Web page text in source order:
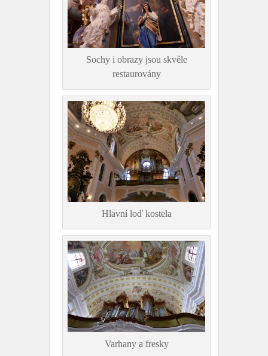
Sochy i obrazy jsou skvěle
restaurovány
Hlavní loď kostela
Varhany a fresky